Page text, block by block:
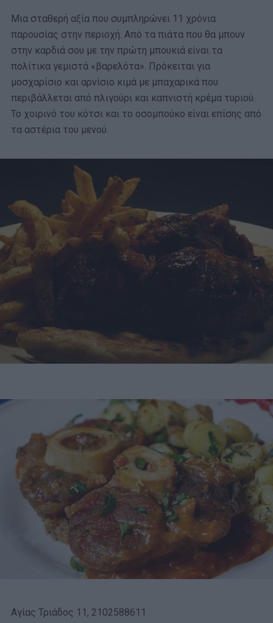
Μια σταθερή αξία που συμπληρώνει 11 χρόνια
παρουσίας στην περιοχή. Από τα πιάτα που θα μπουν
στην καρδιά σου με την πρώτη μπουκιά είναι τα
πολίτικα γεμιστά «βαρελότα». Πρόκειται για
μοσχαρίσιο και αρνίσιο κιμά με μπαχαρικά που
περιβάλλεται από πλιγούρι και καπνιστή κρέμα τυριού.
Το χοιρινό του κότσι και το οσομπούκο είναι επίσης από
τα αστέρια του μενού.
Αγίας Τριάδος 11, 2102588611